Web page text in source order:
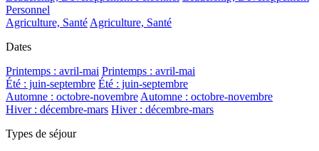
Personnel
Agriculture, SantéAgriculture, Santé
Dates
Printemps : avril-mai Printemps : avril-mai
Été : juin-septembre Été : juin-septembre
Automne : octobre-novembreAutomne : octobre-novembre
Hiver : décembre-mars Hiver : décembre-mars
Types de séjour